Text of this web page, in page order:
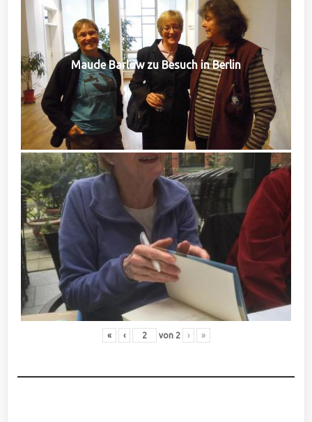
Maude Barlow zu Besuch in Berlin
« ‹ von 2 › »